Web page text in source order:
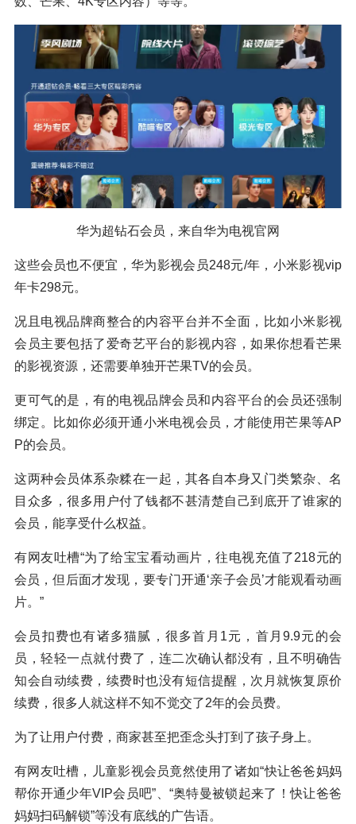
华为超钻石会员，来自华为电视官网
这些会员也不便宜，华为影视会员248元/年，小米影视vip
年卡298元。
况且电视品牌商整合的内容平台并不全面，比如小米影视
会员主要包括了爱奇艺平台的影视内容，如果你想看芒果
的影视资源，还需要单独开芒果TV的会员。
更可气的是，有的电视品牌会员和内容平台的会员还强制
绑定。比如你必须开通小米电视会员，才能使用芒果等AP
P的会员。
这两种会员体系杂糅在一起，其各自本身又门类繁杂、名
目众多，很多用户付了钱都不甚清楚自己到底开了谁家的
会员，能享受什么权益。
有网友吐槽“为了给宝宝看动画片，往电视充值了218元的
会员，但后面才发现，要专门开通‘亲子会员’才能观看动画
片。”
会员扣费也有诸多猫腻，很多首月1元，首月9.9元的会
员，轻轻一点就付费了，连二次确认都没有，且不明确告
知会自动续费，续费时也没有短信提醒，次月就恢复原价
续费，很多人就这样不知不觉交了2年的会员费。
为了让用户付费，商家甚至把歪念头打到了孩子身上。
有网友吐槽，儿童影视会员竟然使用了诸如“快让爸爸妈妈
帮你开通少年VIP会员吧”、“奥特曼被锁起来了！快让爸爸
妈妈扫码解锁”等没有底线的广告语。